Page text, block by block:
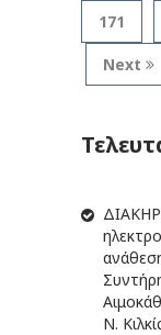
171
Next
Ν.